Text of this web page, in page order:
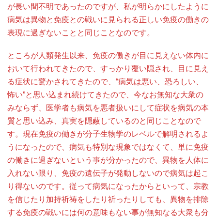
が長い間不明であったのですが、私が明らかにしたように
病気は異物と免疫との戦いに見られる正しい免疫の働きの
表現に過ぎないことと同じことなのです。
ところが人類発生以来、免疫の働きが目に見えない体内に
おいて行われてきたので、すっかり覆い隠され、目に見え
る症状に驚かされてきたので、“病気は悪い、恐ろしい、
怖い”と思い込まれ続けてきたので、今なお無知な大衆の
みならず、医学者も病気を悪者扱いにして症状を病気の本
質と思い込み、真実を隠蔽しているのと同じことなので
す。現在免疫の働きが分子生物学のレベルで解明されるよ
うになったので、病気も特別な現象ではなくて、単に免疫
の働きに過ぎないという事が分かったので、異物を人体に
入れない限り、免疫の遺伝子が発動しないので病気は起こ
り得ないのです。従って病気になったからといって、宗教
を信じたり加持祈祷をしたり祈ったりしても、異物を排除
する免疫の戦いには何の意味もない事が無知なる大衆も分